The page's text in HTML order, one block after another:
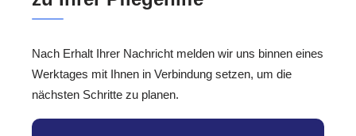
Nach Erhalt Ihrer Nachricht melden wir uns binnen eines
Werktages mit Ihnen in Verbindung setzen, um die
nächsten Schritte zu planen.